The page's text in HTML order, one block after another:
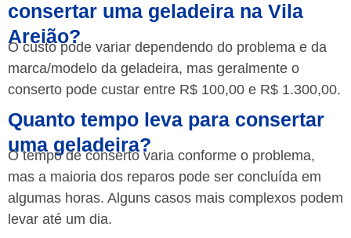
consertar uma geladeira na Vila
Areião?
O custo pode variar dependendo do problema e da
marca/modelo da geladeira, mas geralmente o
conserto pode custar entre R$ 100,00 e R$ 1.300,00.
Quanto tempo leva para consertar
uma geladeira?
O tempo de conserto varia conforme o problema,
mas a maioria dos reparos pode ser concluída em
algumas horas. Alguns casos mais complexos podem
levar até um dia.